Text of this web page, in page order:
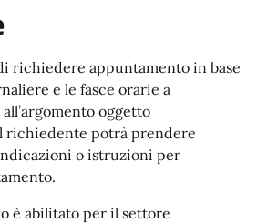
richiedere appuntamento in base
e le fasce orarie a
oggetto
richiedente potrà prendere
o istruzioni per
è abilitato per il settore